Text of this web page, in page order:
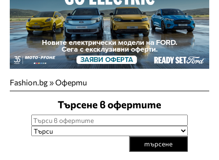
Fashion.bg»Оферти
Търсене в офертите
търсене